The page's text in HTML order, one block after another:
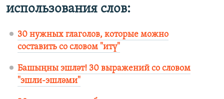
использования слов:
30 нужных глаголов, которые можно
составить со словом "итү"
Башыңны эшләт! 30 выражений со словом
"эшли-эшләми"